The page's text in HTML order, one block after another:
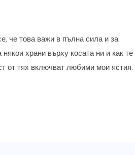
че това важи в пълна сила и за
храни върху косата ни и как те
от тях включват любими мои ястия.